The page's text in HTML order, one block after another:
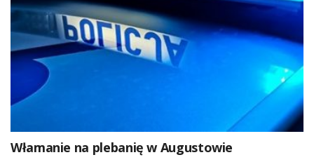
Włamanie na plebanię w Augustowie